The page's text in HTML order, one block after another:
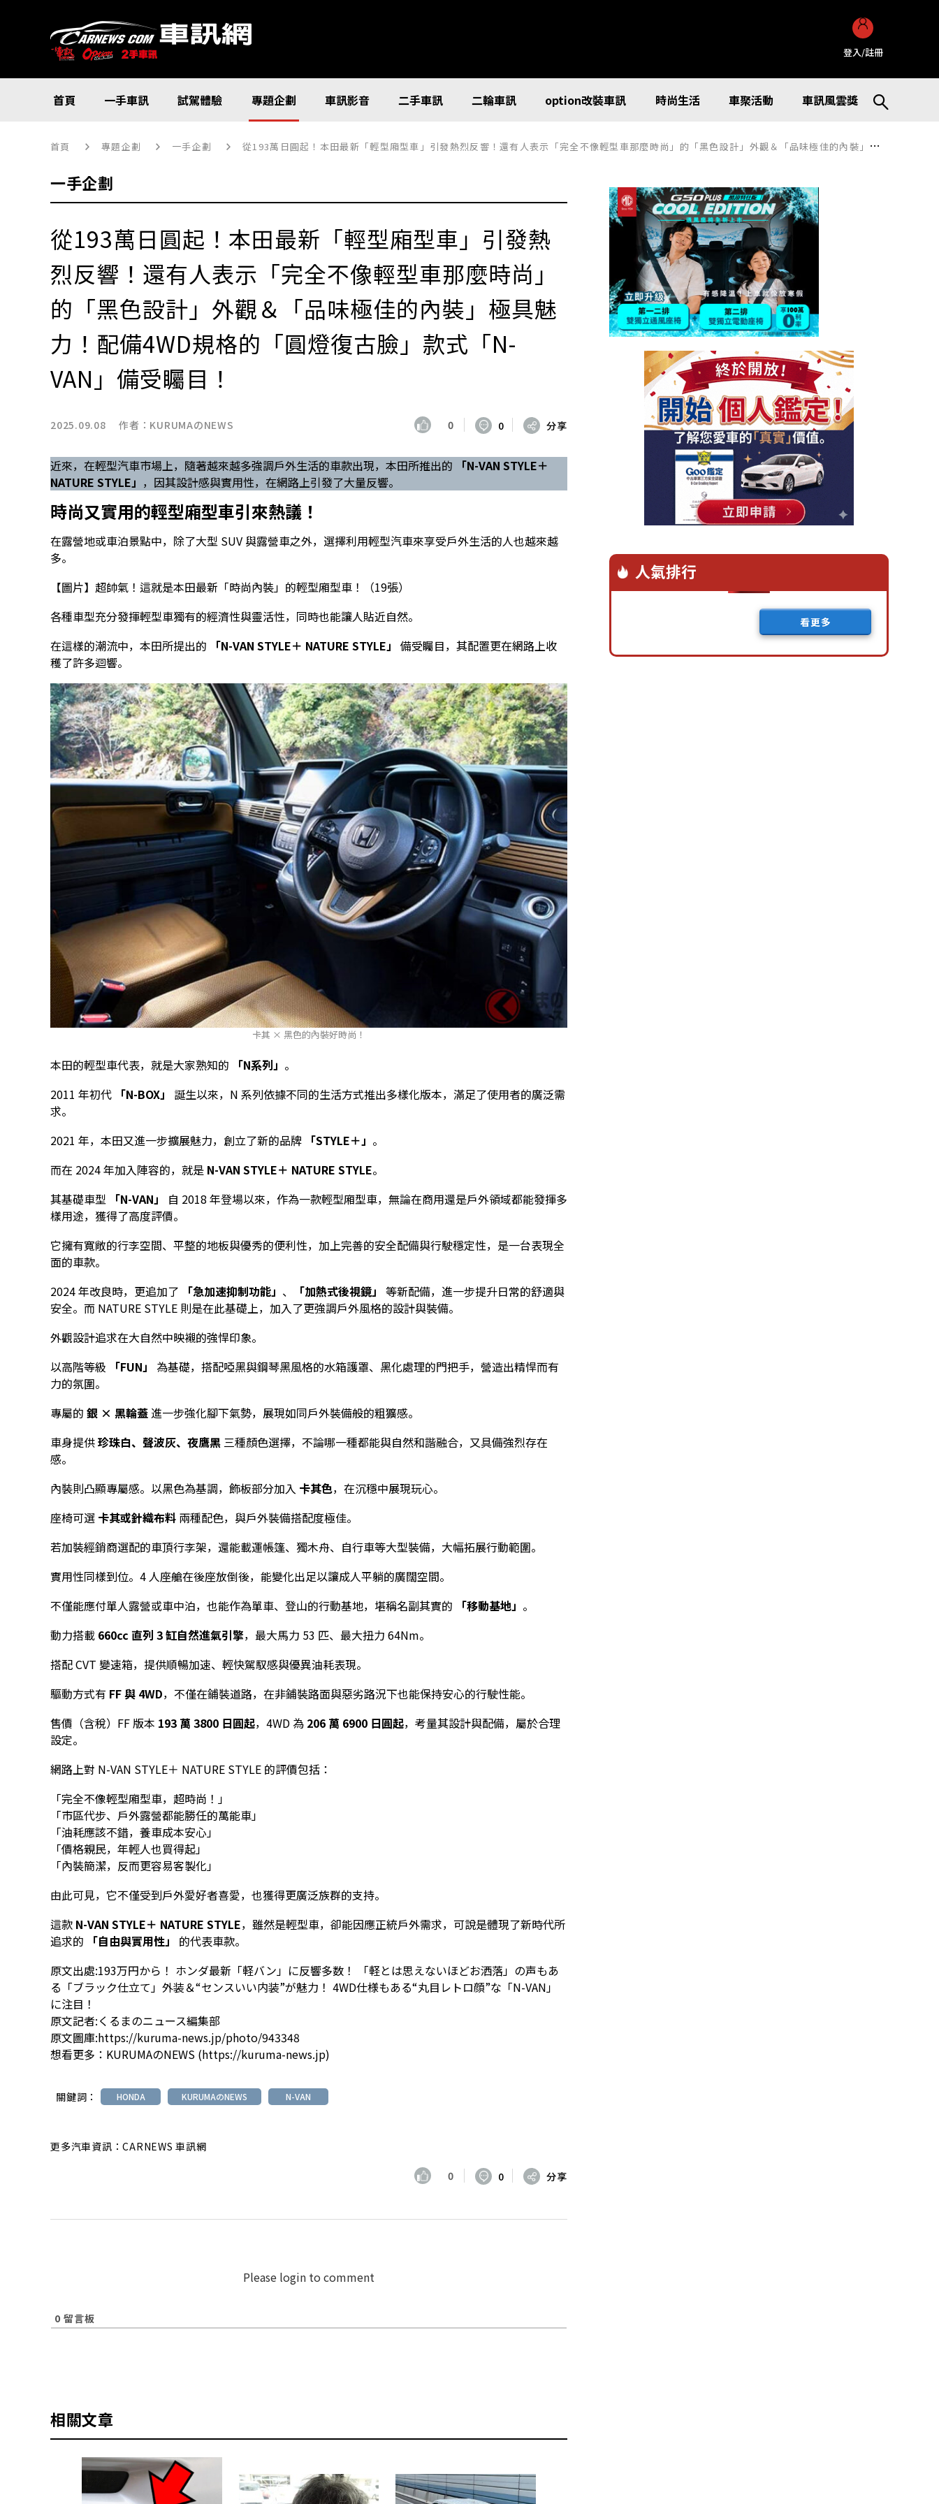
登入/註冊
首頁 一手車訊 試駕體驗 專題企劃 車訊影音 二手車訊 二輪車訊 option改裝車訊 時尚生活 車聚活動 車訊風雲獎
首頁 專題企劃 一手企劃 從193萬日圓起！本田最新「輕型廂型車」引發熱烈反響！還有人表示「完全不像輕型車那麼時尚」的「黑色設計」外觀＆「品味極佳的內裝」極具魅力！配備4WD規格的「圓燈復古臉」款式「N-VAN」備受矚目！
一手企劃
從193萬日圓起！本田最新「輕型廂型車」引發熱
烈反響！還有人表示「完全不像輕型車那麼時尚」
的「黑色設計」外觀＆「品味極佳的內裝」極具魅
力！配備4WD規格的「圓燈復古臉」款式「N-
VAN」備受矚目！
2025.09.08 作者： KURUMAのNEWS 0 0 分享
近來，在輕型汽車市場上，隨著越來越多強調戶外生活的車款出現，本田所推出的
「N-VAN STYLE＋
NATURE STYLE」 ，因其設計感與實用性，在網路上引發了大量反響。
時尚又實用的輕型廂型車引來熱議！
在露營地或車泊景點中，除了大型 SUV 與露營車之外，選擇利用輕型汽車來享受戶外生活的人也越來越
多。
【圖片】超帥氣！這就是本田最新「時尚內裝」的輕型廂型車！（19張）
各種車型充分發揮輕型車獨有的經濟性與靈活性，同時也能讓人貼近自然。
在這樣的潮流中，本田所提出的
「N-VAN STYLE＋ NATURE STYLE」 備受矚目，其配置更在網路上收
穫了許多迴響。
卡其 × 黑色的內裝好時尚！
本田的輕型車代表，就是大家熟知的 「N系列」 。
2011 年初代 「N-BOX」
誕生以來，N 系列依據不同的生活方式推出多樣化版本，滿足了使用者的廣泛需
求。
2021 年，本田又進一步擴展魅力，創立了新的品牌 「STYLE＋」 。
而在 2024 年加入陣容的，就是 N-VAN STYLE＋ NATURE STYLE。
其基礎車型 「N-VAN」
自 2018 年登場以來，作為一款輕型廂型車，無論在商用還是戶外領域都能發揮多
樣用途，獲得了高度評價。
它擁有寬敞的行李空間、平整的地板與優秀的便利性，加上完善的安全配備與行駛穩定性，是一台表現全
面的車款。
2024 年改良時，更追加了
「急加速抑制功能」 、 「加熱式後視鏡」 等新配備，進一步提升日常的舒適與
安全。而 NATURE STYLE 則是在此基礎上，加入了更強調戶外風格的設計與裝備。
外觀設計追求在大自然中映襯的強悍印象。
以高階等級
「FUN」
為基礎，搭配啞黑與鋼琴黑風格的水箱護罩、黑化處理的門把手，營造出精悍而有
力的氛圍。
專屬的 銀 × 黑輪蓋進一步強化腳下氣勢，展現如同戶外裝備般的粗獷感。
車身提供珍珠白、聲波灰、夜鷹黑 三種顏色選擇，不論哪一種都能與自然和諧融合，又具備強烈存在
感。
內裝則凸顯專屬感。以黑色為基調，飾板部分加入 卡其色，在沉穩中展現玩心。
座椅可選 卡其或針織布料 兩種配色，與戶外裝備搭配度極佳。
若加裝經銷商選配的車頂行李架，還能載運帳篷、獨木舟、自行車等大型裝備，大幅拓展行動範圍。
實用性同樣到位。4 人座艙在後座放倒後，能變化出足以讓成人平躺的廣闊空間。
不僅能應付單人露營或車中泊，也能作為單車、登山的行動基地，堪稱名副其實的
「移動基地」 。
動力搭載 660cc 直列 3 缸自然進氣引擎，最大馬力 53 匹、最大扭力 64Nm。
搭配 CVT 變速箱，提供順暢加速、輕快駕馭感與優異油耗表現。
驅動方式有 FF 與 4WD，不僅在鋪裝道路，在非鋪裝路面與惡劣路況下也能保持安心的行駛性能。
售價（含稅）FF 版本 193 萬 3800 日圓起，4WD 為 206 萬 6900 日圓起，考量其設計與配備，屬於合理
設定。
網路上對 N-VAN STYLE＋ NATURE STYLE 的評價包括：
「完全不像輕型廂型車，超時尚！」
「市區代步、戶外露營都能勝任的萬能車」
「油耗應該不錯，養車成本安心」
「價格親民，年輕人也買得起」
「內裝簡潔，反而更容易客製化」
由此可見，它不僅受到戶外愛好者喜愛，也獲得更廣泛族群的支持。
這款 N-VAN STYLE＋ NATURE STYLE，雖然是輕型車，卻能因應正統戶外需求，可說是體現了新時代所
追求的
「自由與實用性」
的代表車款。
原文出處:193万円から！ ホンダ最新「軽バン」に反響多数！ 「軽とは思えないほどお洒落」の声もあ
る「ブラック仕立て」外装＆“センスいい内装”が魅力！ 4WD仕様もある“丸目レトロ顔”な「N-VAN」
に注目！
原文記者:くるまのニュース編集部
原文圖庫:https://kuruma-news.jp/photo/943348
想看更多： KURUMAのNEWS (https://kuruma-news.jp)
關鍵詞： HONDA KURUMAのNEWS N-VAN
更多汽車資訊：CARNEWS 車訊網
0 0 分享
Please login to comment
0 留言板
相關文章
人氣排行
看更多